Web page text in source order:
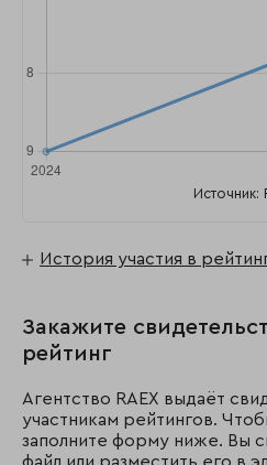
Источник:
История участия в
Закажите
рейтинг
Агентство RAEX выдаёт
участникам рейтингов.
заполните форму ниже. Вы